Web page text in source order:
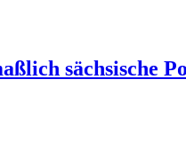
sächsische